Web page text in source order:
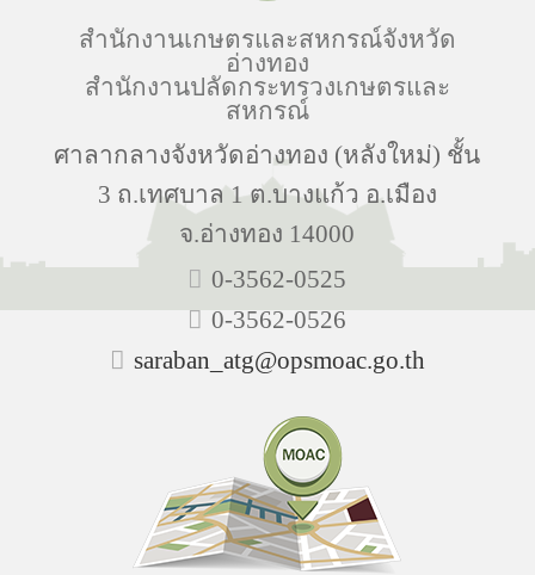
สำนักงานเกษตรและสหกรณ์จังหวัด
อ่างทอง
สำนักงานปลัดกระทรวงเกษตรและ
สหกรณ์
ศาลากลางจังหวัดอ่างทอง (หลังใหม่) ชั้น
3 ถ.เทศบาล 1 ต.บางแก้ว อ.เมือง
จ.อ่างทอง 14000
0-3562-0525
0-3562-0526
saraban_atg@opsmoac.go.th